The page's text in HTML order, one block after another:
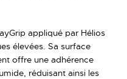
appliqué par Hélios
élevées. Sa surface
offre une adhérence
réduisant ainsi les